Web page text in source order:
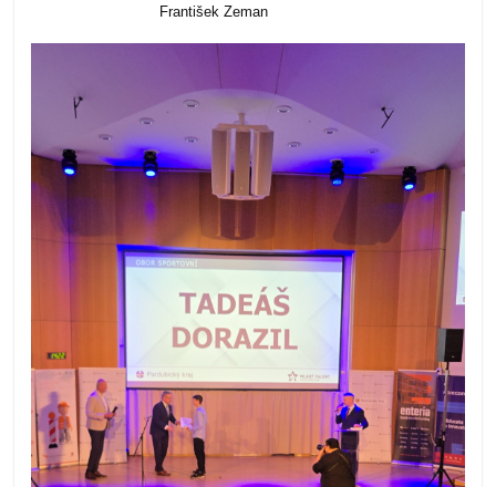
František Zeman